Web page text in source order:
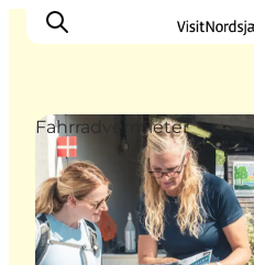
Highlights
Erlebnisse
Geschmack
Fahrradvermieter